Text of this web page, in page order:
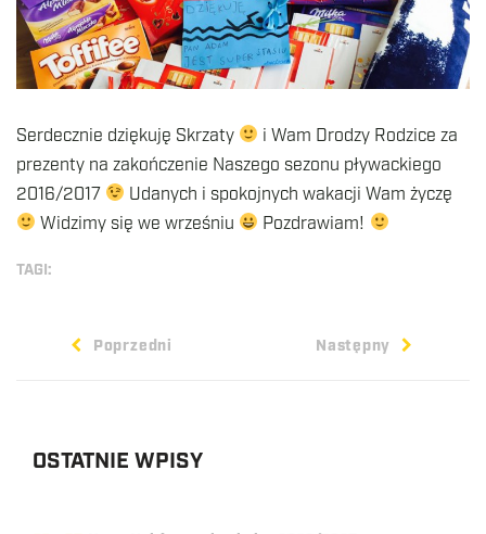
Serdecznie dziękuję Skrzaty
i Wam Drodzy Rodzice za
prezenty na zakończenie Naszego sezonu pływackiego
2016/2017
Udanych i spokojnych wakacji Wam życzę
Widzimy się we wrześniu
Pozdrawiam!
TAGI:
Następny
Poprzedni
OSTATNIE WPISY